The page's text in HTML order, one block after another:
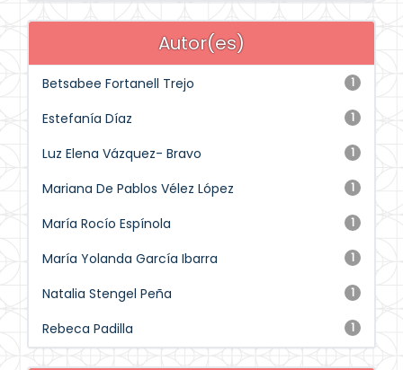
Autor(es)
1
Betsabee Fortanell Trejo
1
Estefanía Díaz
1
Luz Elena Vázquez- Bravo
1
Mariana De Pablos Vélez López
1
María Rocío Espínola
1
María Yolanda García Ibarra
1
Natalia Stengel Peña
1
Rebeca Padilla